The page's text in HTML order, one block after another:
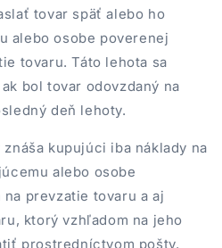
tovar späť alebo ho
alebo osobe poverenej
tovaru. Táto lehota sa
bol tovar odovzdaný na
deň lehoty.
kupujúci iba náklady na
alebo osobe
prevzatie tovaru a aj
ktorý vzhľadom na jeho
prostredníctvom pošty.